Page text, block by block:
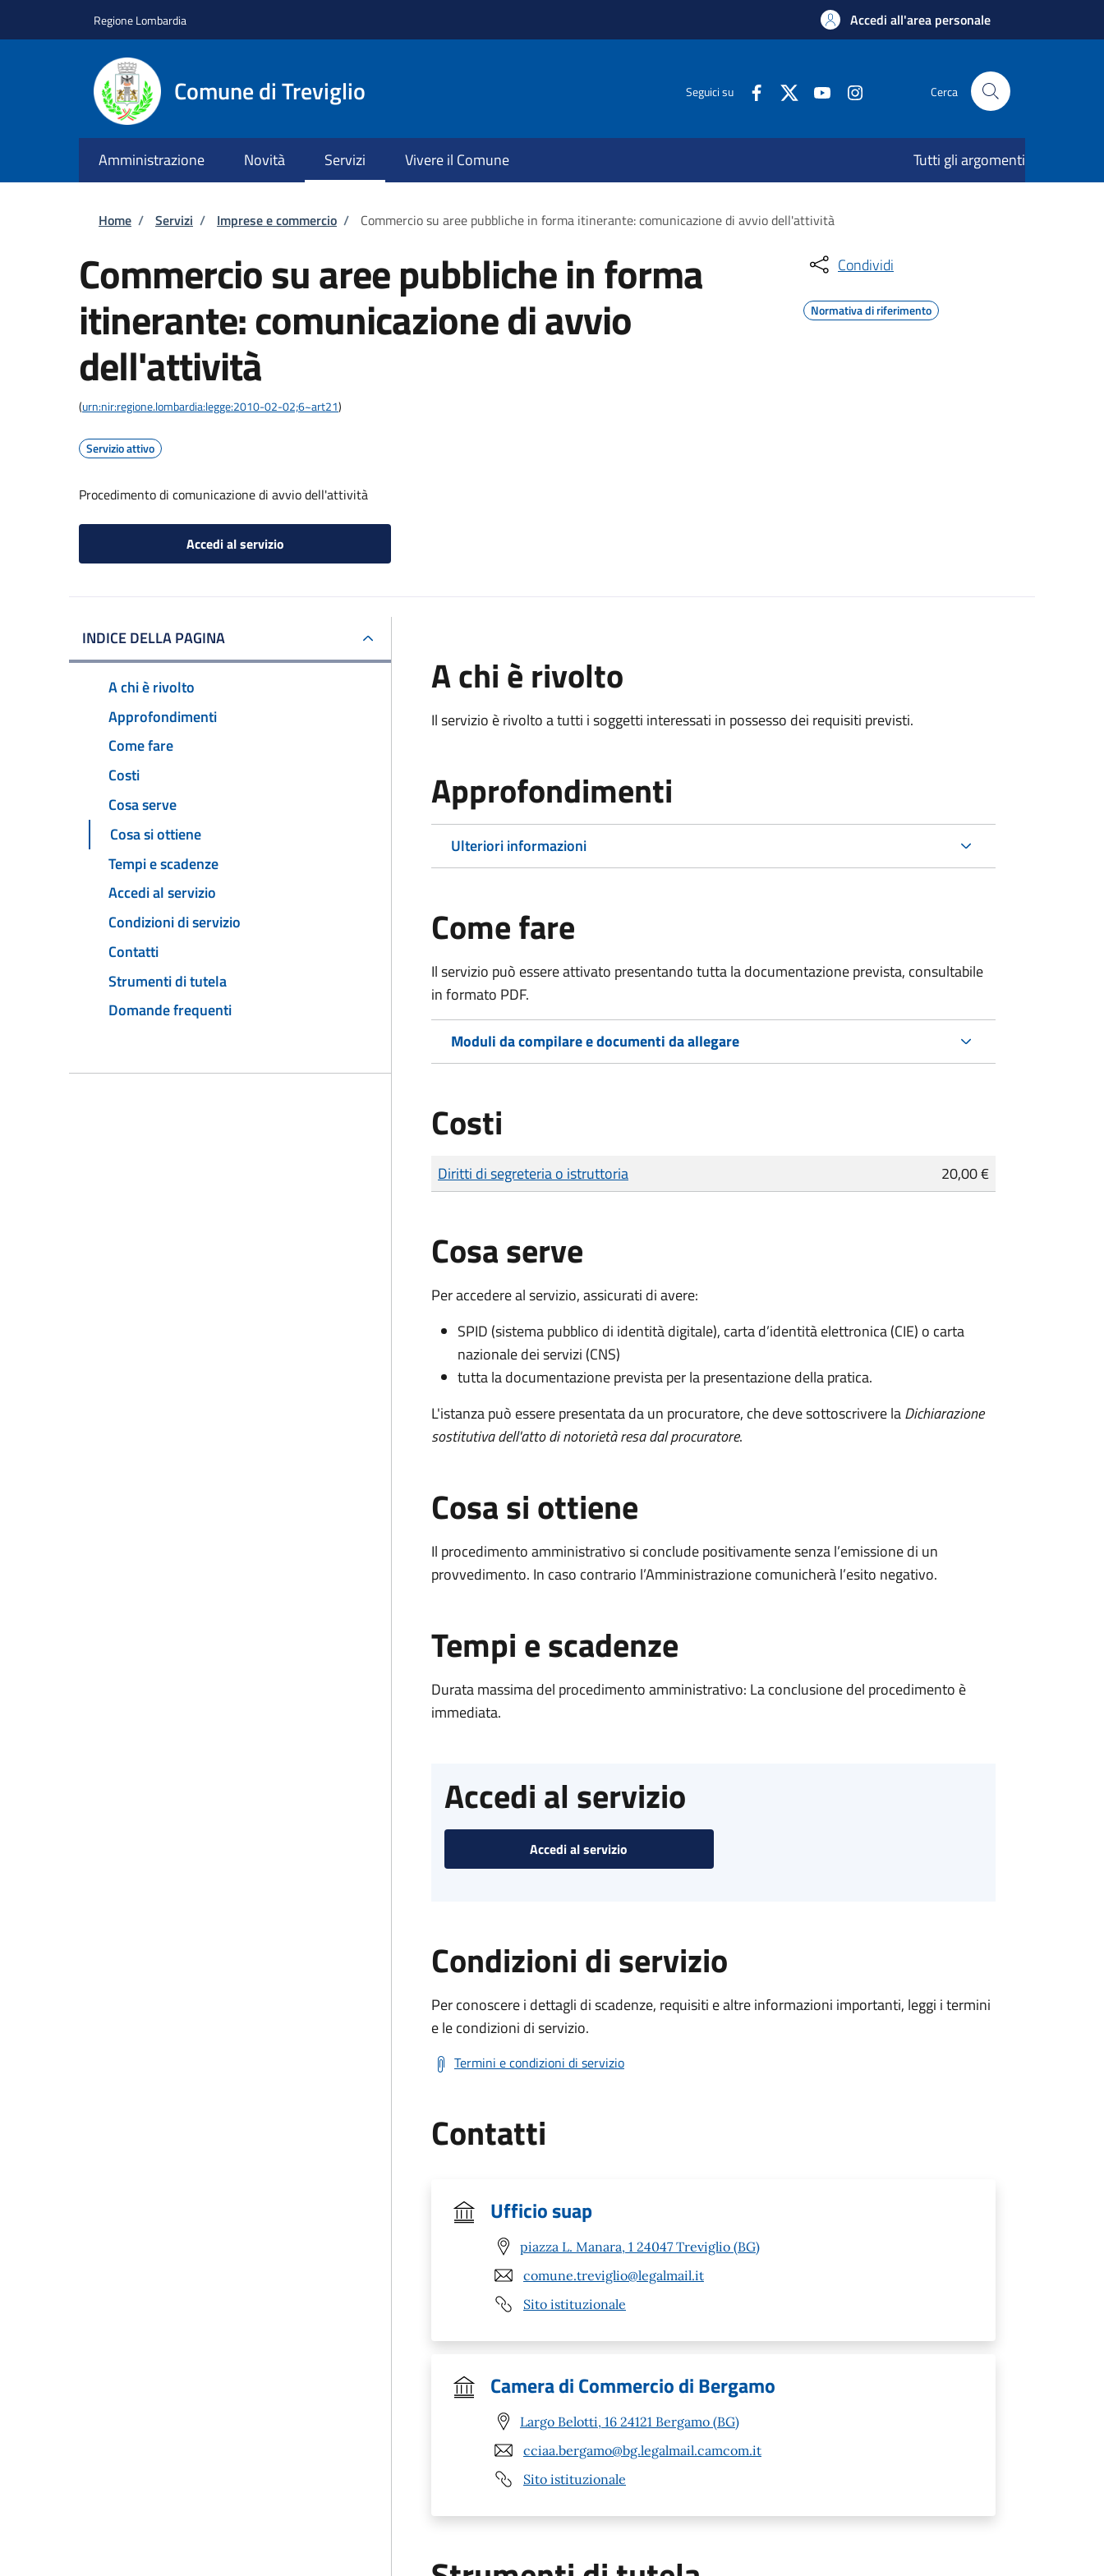
Regione Lombardia Accedi all'area personale
Comune di Treviglio Seguici su Cerca
Amministrazione Novità Servizi Vivere il Comune Tutti gli argomenti
Briciole di pane
Home / Servizi / Imprese e commercio / Commercio su aree pubbliche in forma itinerante: comunicazione di avvio dell'attività
Commercio su aree pubbliche in forma
itinerante: comunicazione di avvio
dell'attività
(urn:nir:regione.lombardia:legge:2010-02-02;6~art21)
Servizio attivo
Procedimento di comunicazione di avvio dell'attività
Accedi al servizio
Condividi
Normativa di riferimento
INDICE DELLA PAGINA
A chi è rivolto
Approfondimenti
Come fare
Costi
Cosa serve
Cosa si ottiene
Tempi e scadenze
Accedi al servizio
Condizioni di servizio
Contatti
Strumenti di tutela
Domande frequenti
A chi è rivolto
Il servizio è rivolto a tutti i soggetti interessati in possesso dei requisiti previsti.
Approfondimenti
Ulteriori informazioni
Come fare
Il servizio può essere attivato presentando tutta la documentazione prevista, consultabile
in formato PDF.
Moduli da compilare e documenti da allegare
Costi
Tipo di pagamento
Importo
Diritti di segreteria o istruttoria 20,00 €
Cosa serve
Per accedere al servizio, assicurati di avere:
SPID (sistema pubblico di identità digitale), carta d’identità elettronica (CIE) o carta
nazionale dei servizi (CNS)
tutta la documentazione prevista per la presentazione della pratica.
L'istanza può essere presentata da un procuratore, che deve sottoscrivere laDichiarazione
sostitutiva dell'atto di notorietà resa dal procuratore.
Cosa si ottiene
Il procedimento amministrativo si conclude positivamente senza l’emissione di un
provvedimento. In caso contrario l’Amministrazione comunicherà l’esito negativo.
Tempi e scadenze
Durata massima del procedimento amministrativo: La conclusione del procedimento è
immediata.
Accedi al servizio
Accedi al servizio
Condizioni di servizio
Per conoscere i dettagli di scadenze, requisiti e altre informazioni importanti, leggi i termini
e le condizioni di servizio.
Termini e condizioni di servizio
Contatti
Ufficio suap
piazza L. Manara, 1 24047 Treviglio (BG)
comune.treviglio@legalmail.it
Sito istituzionale
Camera di Commercio di Bergamo
Largo Belotti, 16 24121 Bergamo (BG)
cciaa.bergamo@bg.legalmail.camcom.it
Sito istituzionale